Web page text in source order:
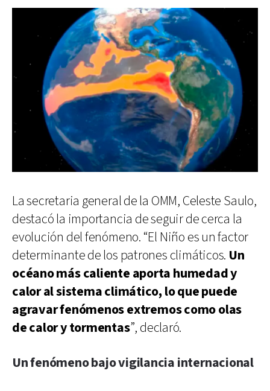
La secretaria general de la OMM, Celeste Saulo,
destacó la importancia de seguir de cerca la
evolución del fenómeno. “El Niño es un factor
determinante de los patrones climáticos. Un
océano más caliente aporta humedad y
calor al sistema climático, lo que puede
agravar fenómenos extremos como olas
de calor y tormentas”, declaró.
Un fenómeno bajo vigilancia internacional